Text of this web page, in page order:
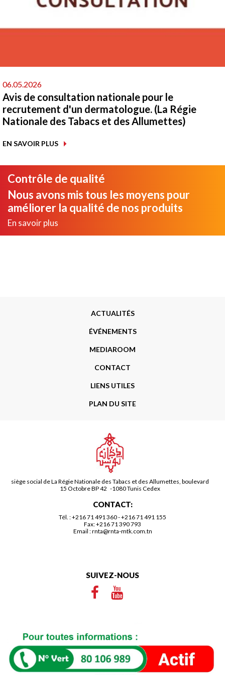
06.05.2026
Avis de consultation nationale pour le
recrutement d'un dermatologue. (La Régie
Nationale des Tabacs et des Allumettes)
EN SAVOIR PLUS
Contrôle de qualité
Nous avons mis tous les moyens pour
améliorer la qualité de nos produits
En savoir plus
ACTUALITÉS
ÉVÉNEMENTS
MEDIAROOM
CONTACT
LIENS UTILES
PLAN DU SITE
siège social de La Régie Nationale des Tabacs et des Allumettes, boulevard
15 Octobre BP 42 -1080 Tunis Cedex
CONTACT:
Tél. :+216 71 491 360-+216 71 491 155
Fax: +216 71 390 793
Email :rnta@rnta-mtk.com.tn
SUIVEZ-NOUS